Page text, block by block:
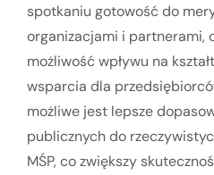
spotkaniu gotowość do
organizacjami i partnerami,
możliwość wpływu na
wsparcia dla
możliwe jest lepsze
publicznych do
MŚP, co zwiększy